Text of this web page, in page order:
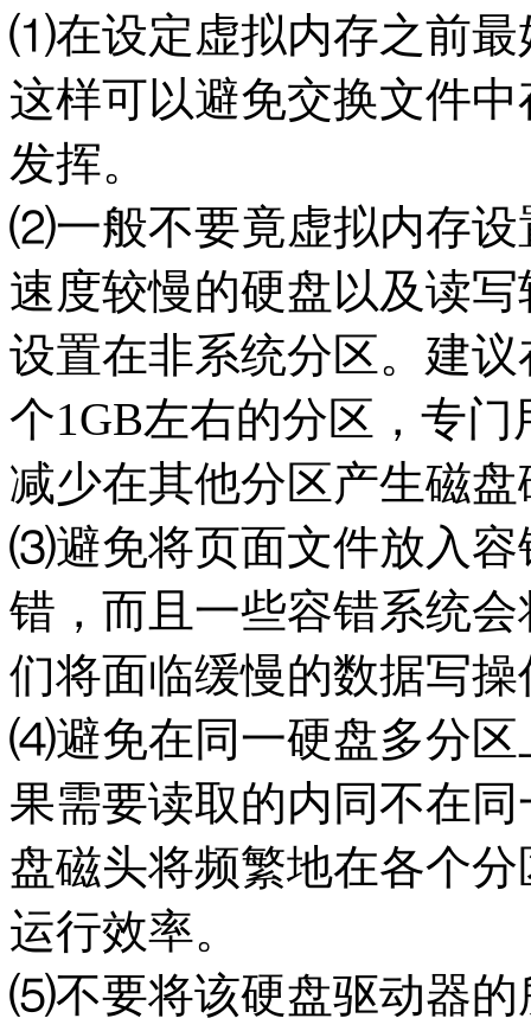
⑴在设定虚拟内存之前最
这样可以避免交换文件
发挥。
⑵一般不要竟虚拟内存设
速度较慢的硬盘以及读
设置在非系统分区。建
个1GB左右的分区，专
减少在其他分区产生磁
⑶避免将页面文件放入容
错，而且一些容错系统
们将面临缓慢的数据写操
⑷避免在同一硬盘多分区
果需要读取的内同不在
盘磁头将频繁地在各个
运行效率。
⑸不要将该硬盘驱动器的